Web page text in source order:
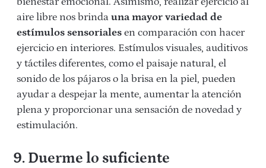
aire libre nos brinda una mayor variedad de
estímulos sensoriales en comparación con hacer
ejercicio en interiores. Estímulos visuales, auditivos
y táctiles diferentes, como el paisaje natural, el
sonido de los pájaros o la brisa en la piel, pueden
ayudar a despejar la mente, aumentar la atención
plena y proporcionar una sensación de novedad y
estimulación.
9. Duerme lo suficiente